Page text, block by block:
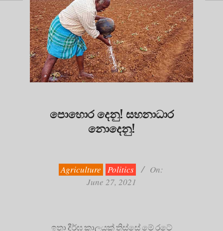
පොහොර දෙනු! සහනාධාර
නොදෙනු!
Agriculture Politics
On:
June 27, 2021
ඉතා දීර්ඝ කාලයක් තිස්සේ මේ රටේ